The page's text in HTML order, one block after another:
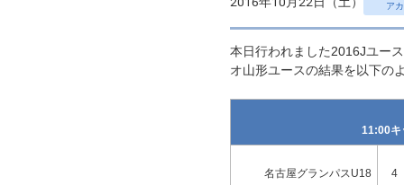
ア
本日行われました2016Jユー
オ山形ユースの結果を以下の
11:00キ
名古屋グランパスU18 4